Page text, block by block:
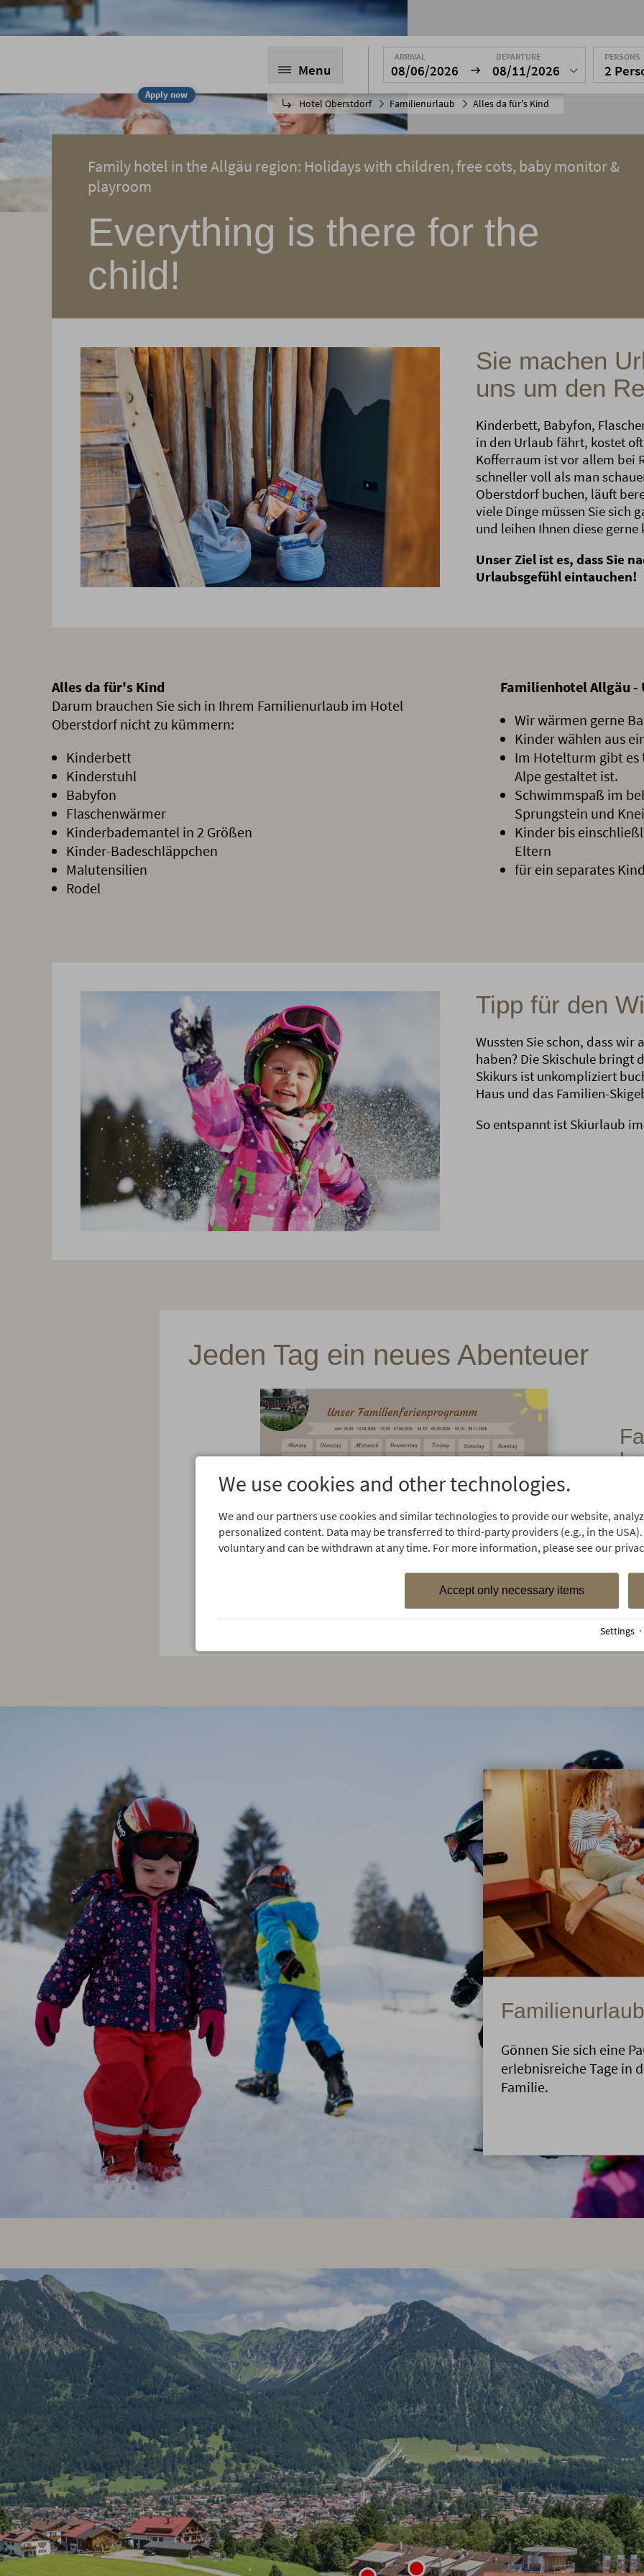
Apply now
Menu
Hotel Oberstdorf Familienurlaub Alles da für's Kind
ARRIVAL
08/06/2026
DEPARTURE
08/11/2026
PERSONS
2
Family hotel in the Allgäu region: Holidays with children, free cots, baby monitor &
playroom
Everything is there for the
child!
Sie machen
uns um den
Kinderbett, Babyfon,
in den Urlaub fährt, kostet
Kofferraum ist vor allem bei
schneller voll als man
Oberstdorf buchen, läuft
viele Dinge müssen Sie sich
und leihen Ihnen diese gerne
Unser Ziel ist es, dass Sie
Urlaubsgefühl eintauchen!
Alles da für's Kind
Darum brauchen Sie sich in Ihrem Familienurlaub im Hotel
Oberstdorf nicht zu kümmern:
Kinderbett
Kinderstuhl
Babyfon
Flaschenwärmer
Kinderbademantel in 2 Größen
Kinder-Badeschläppchen
Malutensilien
Rodel
Familienhotel Allgäu -
Wir wärmen gerne
Kinder wählen aus
Im Hotelturm gibt es
Alpe gestaltet ist.
Schwimmspaß im
Sprungstein und
Kinder bis
Eltern
für ein separates
Tipp für den
Wussten Sie schon, dass
haben? Die Skischule bringt
Skikurs ist unkompliziert
Haus und das Familien-
So entspannt ist Skiurlaub
Jeden Tag ein neues Abenteuer
Gönnen Sie sich eine
erlebnisreiche Tage in
Familie.
We use cookies and other technologies.
We and our partners use cookies and similar technologies to provide our website,
personalized content. Data may be transferred to third-party providers (e.g., in the
voluntary and can be withdrawn at any time. For more information, please see our
Accept only necessary items
Settings ·